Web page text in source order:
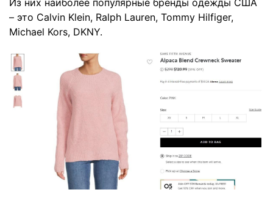
Из них наиболее популярные бренды одежды США
– это Calvin Klein, Ralph Lauren, Tommy Hilfiger,
Michael Kors, DKNY.